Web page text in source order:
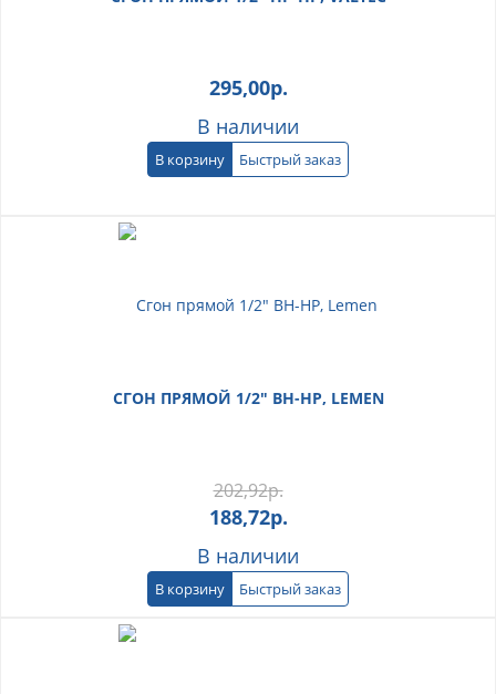
295,00р.
В наличии
В корзину Быстрый заказ
СГОН ПРЯМОЙ 1/2" ВН-НР, LEMEN
202,92р.
188,72р.
В наличии
В корзину Быстрый заказ